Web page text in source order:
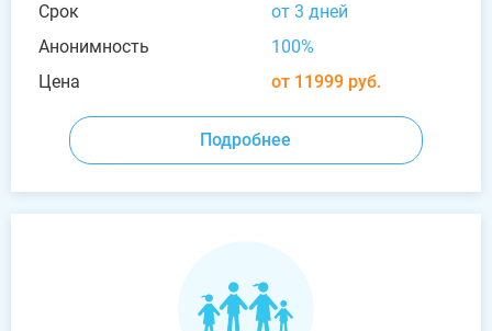
Срок
от 3 дней
Анонимность
100%
Цена
от 11999 руб.
Подробнее